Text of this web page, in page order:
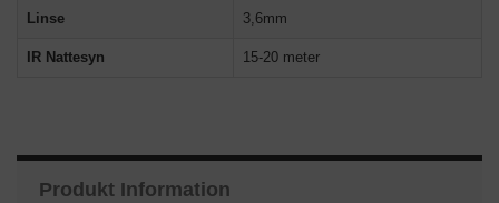
Linse 3,6mm
IR Nattesyn 15-20 meter
Produkt Information